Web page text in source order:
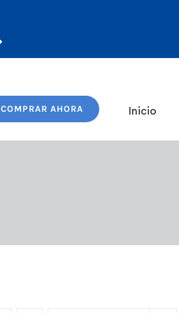
COMPRAR AHORA Inicio